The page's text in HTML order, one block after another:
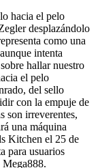
hacia el pelo
desplazándolo
como una
intenta
hallar nuestro
el pelo
del sello
con la empuje de
son irreverentes,
una máquina
Kitchen el 25 de
para usuarios
Mega888.